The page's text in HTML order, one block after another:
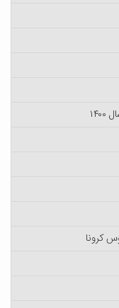
کرونا